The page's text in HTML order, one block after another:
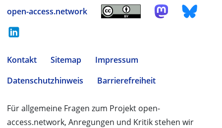
open-access.network
Kontakt Sitemap
Impressum
Datenschutzhinweis
Barrierefreiheit
Für allgemeine Fragen zum Projekt open-
access.network, Anregungen und Kritik stehen wir